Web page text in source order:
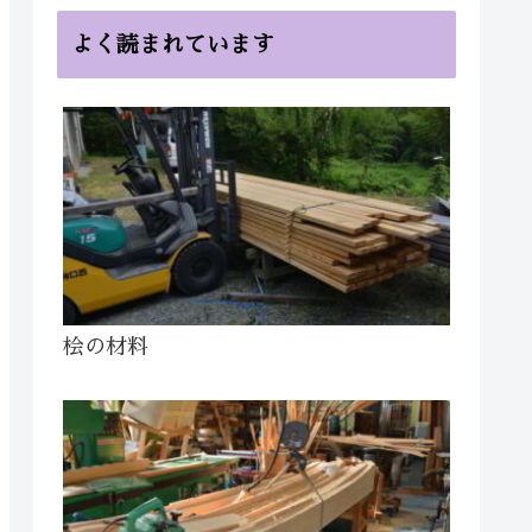
よく読まれています
桧の材料